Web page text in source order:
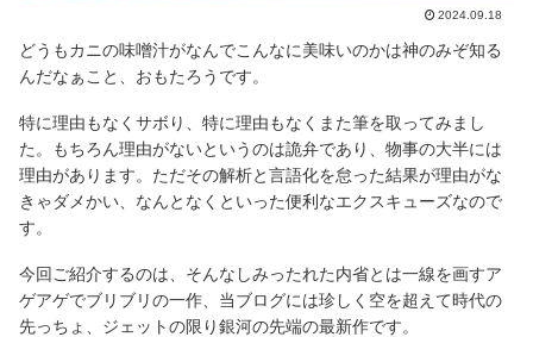
2024.09.18
どうもカニの味噌汁がなんでこんなに美味いのかは神のみぞ知る
んだなぁこと、おもたろうです。
特に理由もなくサボり、特に理由もなくまた筆を取ってみまし
た。もちろん理由がないというのは詭弁であり、物事の大半には
理由があります。ただその解析と言語化を怠った結果が理由がな
きゃダメかい、なんとなくといった便利なエクスキューズなので
す。
今回ご紹介するのは、そんなしみったれた内省とは一線を画すア
ゲアゲでブリブリの一作、当ブログには珍しく空を超えて時代の
先っちょ、ジェットの限り銀河の先端の最新作です。